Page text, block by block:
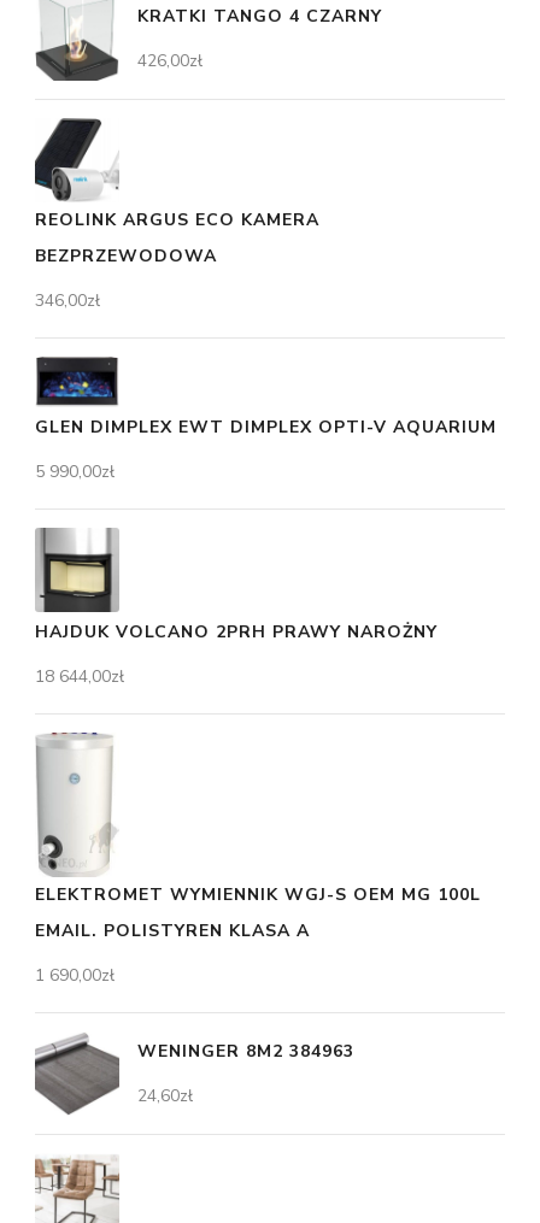
KRATKI TANGO 4 CZARNY
426,00zł
REOLINK ARGUS ECO KAMERA
BEZPRZEWODOWA
346,00zł
GLEN DIMPLEX EWT DIMPLEX OPTI-V AQUARIUM
5 990,00zł
HAJDUK VOLCANO 2PRH PRAWY NAROŻNY
18 644,00zł
ELEKTROMET WYMIENNIK WGJ-S OEM MG 100L
EMAIL. POLISTYREN KLASA A
1 690,00zł
WENINGER 8M2 384963
24,60zł